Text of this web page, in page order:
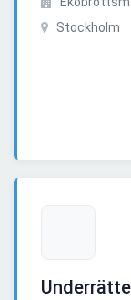
Stockholm